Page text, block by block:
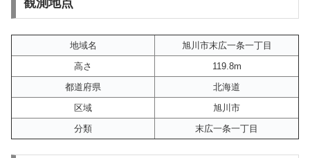
観測地点
地域名
旭川市末広一条一丁目
高さ
119.8m
都道府県
北海道
区域
旭川市
分類
末広一条一丁目